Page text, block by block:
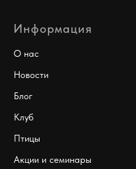
Информация
О нас
Новости
Блог
Клуб
Птицы
Акции и семинары